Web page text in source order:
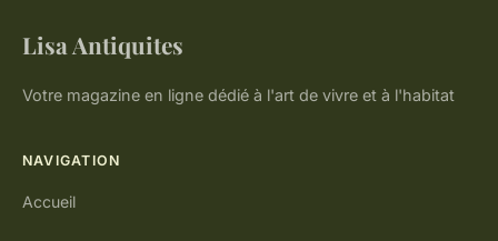
Lisa Antiquites
Votre magazine en ligne dédié à l'art de vivre et à l'habitat
NAVIGATION
Accueil